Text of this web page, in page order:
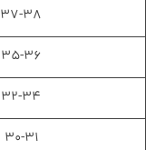
۳۷-۳۸
۳۵-۳۶
۳۲-۳۴
۳۰-۳۱